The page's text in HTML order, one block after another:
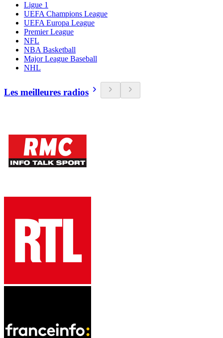
Ligue 1
UEFA Champions League
UEFA Europa League
Premier League
NFL
NBA Basketball
Major League Baseball
NHL
Les meilleures radios